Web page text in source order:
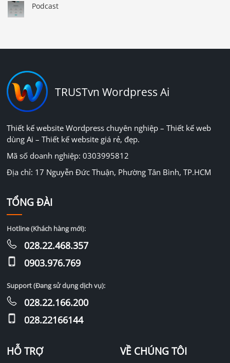
Podcast
TRUSTvn Wordpress Ai
Thiết kế website Wordpress chuyên nghiệp – Thiết kế web
dùng Ai – Thiết kế website giá rẻ, đẹp.
Mã số doanh nghiệp: 0303995812
Địa chỉ: 17 Nguyễn Đức Thuận, Phường Tân Bình, TP.HCM
HỖ TRỢ VỀ CHÚNG TÔI
TỔNG ĐÀI
Hotline (Khách hàng mới):
028.22.468.357
0903.976.769
Support (Đang sử dụng dịch vụ):
028.22.166.200
028.22166144